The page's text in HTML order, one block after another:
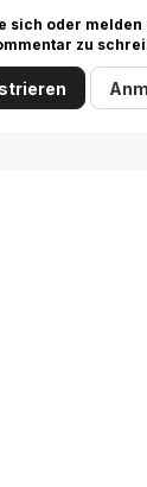
sich oder melden
zu